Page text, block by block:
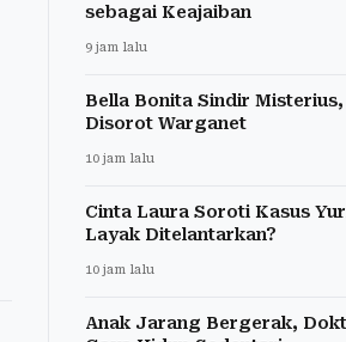
sebagai Keajaiban
9 jam lalu
Bella Bonita Sindir
Disorot Warganet
10 jam lalu
Cinta Laura Soroti Kasus
Layak Ditelantarkan?
10 jam lalu
Anak Jarang Bergerak,